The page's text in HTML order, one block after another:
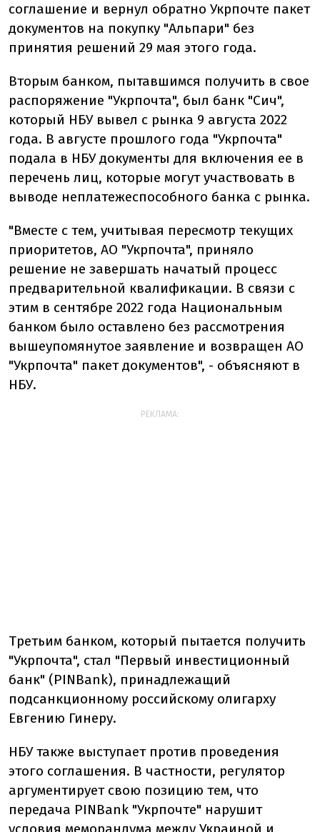
соглашение и вернул обратно Укрпочте пакет
документов на покупку "Альпари" без
принятия решений 29 мая этого года.
Вторым банком, пытавшимся получить в свое
распоряжение "Укрпочта", был банк "Сич",
который НБУ вывел с рынка 9 августа 2022
года. В августе прошлого года "Укрпочта"
подала в НБУ документы для включения ее в
перечень лиц, которые могут участвовать в
выводе неплатежеспособного банка с рынка.
"Вместе с тем, учитывая пересмотр текущих
приоритетов, АО "Укрпочта", приняло
решение не завершать начатый процесс
предварительной квалификации. В связи с
этим в сентябре 2022 года Национальным
банком было оставлено без рассмотрения
вышеупомянутое заявление и возвращен АО
"Укрпочта" пакет документов", - объясняют в
НБУ.
РЕКЛАМА:
Третьим банком, который пытается получить
"Укрпочта", стал "Первый инвестиционный
банк" (PINBank), принадлежащий
подсанкционному российскому олигарху
Евгению Гинеру.
НБУ также выступает против проведения
этого соглашения. В частности, регулятор
аргументирует свою позицию тем, что
передача PINBank "Укрпочте" нарушит